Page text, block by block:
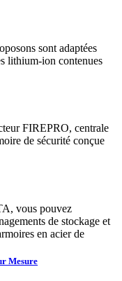
sont adaptées
lithium-ion contenues
FIREPRO, centrale
de sécurité conçue
vous pouvez
de stockage et
en acier de
Mesure